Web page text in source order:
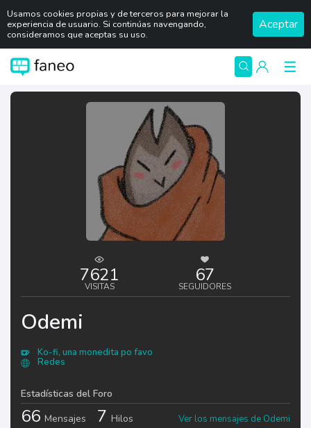
Usamos cookies propias y de terceros para mejorar la
experiencia de usuario. Si continúas navengando,
consideramos que aceptas su uso.
Aceptar
7621
VISITAS
67
SEGUIDORES
Odemi
Ko-fi, una monedita po favo
Redes
Estadísticas del Foro
66 Mensajes 7 Hilos Ver los mensajes de Odemi